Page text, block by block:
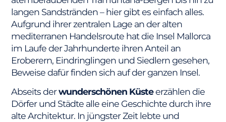
langen Sandstränden – hier gibt es einfach alles.
Aufgrund ihrer zentralen Lage an der alten
mediterranen Handelsroute hat die Insel Mallorca
im Laufe der Jahrhunderte ihren Anteil an
Eroberern, Eindringlingen und Siedlern gesehen,
Beweise dafür finden sich auf der ganzen Insel.
Abseits derwunderschönen Küsteerzählen die
Dörfer und Städte alle eine Geschichte durch ihre
alte Architektur. In jüngster Zeit lebte und